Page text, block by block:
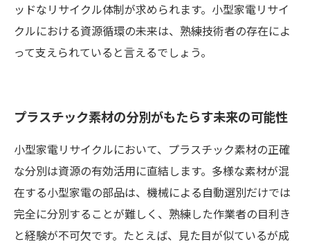
ッドなリサイクル体制が求められます。小型家電リサイ
クルにおける資源循環の未来は、熟練技術者の存在によ
って支えられていると言えるでしょう。
プラスチック素材の分別がもたらす未来の可能性
小型家電リサイクルにおいて、プラスチック素材の正確
な分別は資源の有効活用に直結します。多様な素材が混
在する小型家電の部品は、機械による自動選別だけでは
完全に分別することが難しく、熟練した作業者の目利き
と経験が不可欠です。たとえば、見た目が似ているが成